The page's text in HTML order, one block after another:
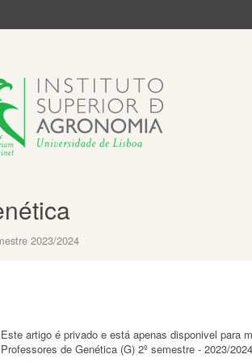
2023/2024
Este artigo é privado e está apenas disponivel para
Professores de Genética (G) 2º semestre - 2023/2024